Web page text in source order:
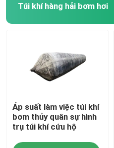
Túi khí hàng hải bơm hơi
Áp suất làm việc túi khí
bơm thủy quân sự hình
trụ túi khí cứu hộ